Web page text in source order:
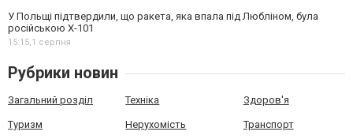
У Польщі підтвердили, що ракета, яка впала під Любліном, була
російською Х-101
15:15,1 серпня
Рубрики новин
Загальний розділ Техніка Здоров'я
Туризм Нерухомість Транспорт